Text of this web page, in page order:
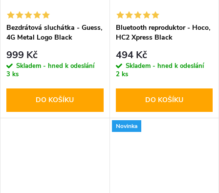
ů
Bezdrátová sluchátka - Guess,
4G Metal Logo Black
999 Kč
Skladem - hned k odeslání
3 ks
DO KOŠÍKU
Bluetooth reproduktor - Hoco,
HC2 Xpress Black
494 Kč
Skladem - hned k odeslání
2 ks
DO KOŠÍKU
Novinka